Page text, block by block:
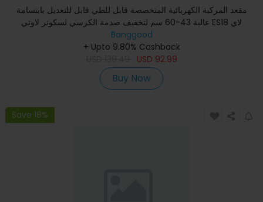
مقعد المركبة الكهربائية المتخصصة قابل للطي قابل للتعديل بابتسامة
عالية 43-60 سم لتخفيف صدمة الكرسي لسكوتر لاوتي ES18 لاي
Banggood
+ Upto 9.80% Cashback
USD 92.99
Buy Now
Save 18%